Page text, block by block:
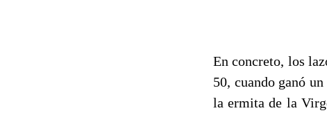
En concreto, los
50, cuando ganó
la ermita de la